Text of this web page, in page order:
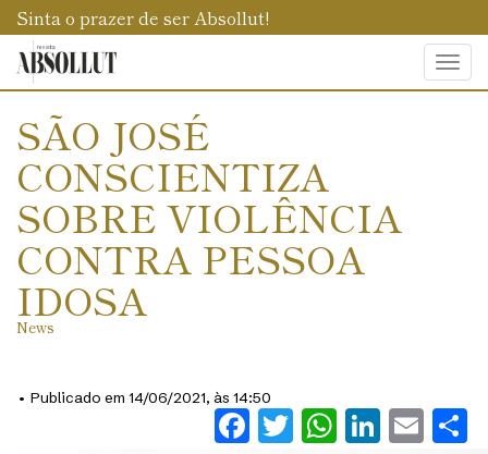
Sinta o prazer de ser Absollut!
SÃO JOSÉ
CONSCIENTIZA
SOBRE VIOLÊNCIA
CONTRA PESSOA
IDOSA
News
• Publicado em 14/06/2021, às 14:50
Facebook
Twitter